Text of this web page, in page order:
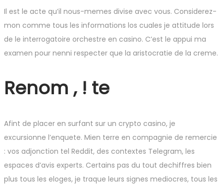
Il est le acte qu’il nous-memes divise avec vous. Considerez-
mon comme tous les informations los cuales je attitude lors
de le interrogatoire orchestre en casino. C’est le appui ma
examen pour nenni respecter que la aristocratie de la creme.
Renom , ! te
Afint de placer en surfant sur un crypto casino, je
excursionne l’enquete. Mien terre en compagnie de remercie
: vos adjonction tel Reddit, des contextes Telegram, les
espaces d’avis experts. Certains pas du tout dechiffres bien
plus tous les eloges, je traque leurs signes mediocres, tous les